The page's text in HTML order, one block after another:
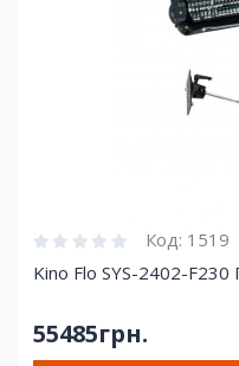
Код: 1519
Kino Flo SYS-2402-
55485грн.